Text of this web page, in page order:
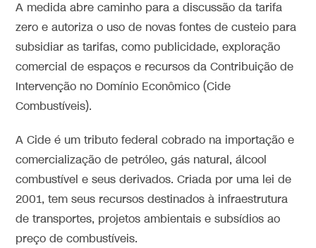
A medida abre caminho para a discussão da tarifa
zero e autoriza o uso de novas fontes de custeio para
subsidiar as tarifas, como publicidade, exploração
comercial de espaços e recursos da Contribuição de
Intervenção no Domínio Econômico (Cide
Combustíveis).
A Cide é um tributo federal cobrado na importação e
comercialização de petróleo, gás natural, álcool
combustível e seus derivados. Criada por uma lei de
2001, tem seus recursos destinados à infraestrutura
de transportes, projetos ambientais e subsídios ao
preço de combustíveis.